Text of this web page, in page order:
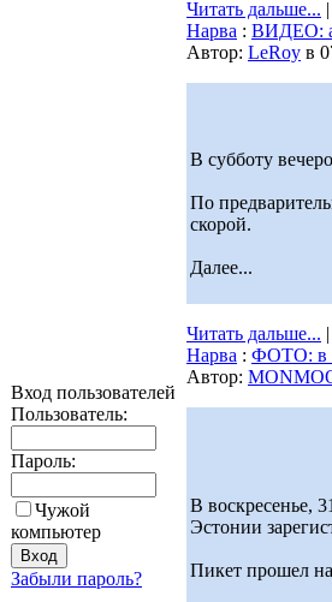
Вход пользователей
Пользователь:
Пароль:
Чужой
компьютер
Забыли пароль?
Читать дальше...
Нарва : ВИДЕО:
Автор: LeRoy в
В субботу
По
скорой.
Далее...
Читать дальше...
Нарва : ФОТО: в
Автор:
В воскресенье,
Эстонии
Пикет прошел